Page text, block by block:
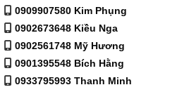
0909907580 Kim Phụng
0902673648 Kiều Nga
0902561748 Mỹ Hương
0901395548 Bích Hằng
0933795993 Thanh Minh